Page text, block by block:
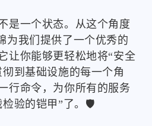
是一个状态。从这个角度
为我们提供了一个优秀的
让你能够更轻松地将“安全
到基础设施的每一个角
行命令，为你所有的服务
检验的铠甲”了。🛡️